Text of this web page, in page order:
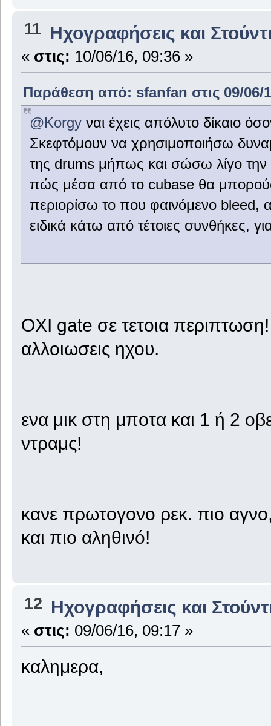
11 Ηχογραφήσεις και
« στις: 10/06/16, 09:36 »
Παράθεση από: sfanfan στις 09/06/
@Korgyναι έχεις απόλυτο δίκαιο
Σκεφτόμουν να χρησιμοποιήσω
της drums μήπως και σώσω λίγο την
πώς μέσα από το cubase θα
περιορίσω το που φαινόμενο
ειδικά κάτω από τέτοιες συνθήκες,
ΟΧΙ gate σε τετοια περιπτωση!
αλλοιωσεις ηχου.
ενα μικ στη μποτα και 1 ή 2
ντραμς!
κανε πρωτογονο ρεκ. πιο
και πιο αληθινό!
12 Ηχογραφήσεις και
« στις: 09/06/16, 09:17 »
καλημερα,